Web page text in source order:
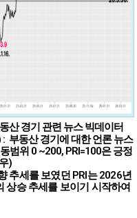
산 경기 관련 뉴스 빅데이터
부동산 경기에 대한 언론 뉴스
범위 0 ~200, PRI=100은 긍정
)
추세를 보였던 PRI는 2026년
상승 추세를 보이기 시작하여